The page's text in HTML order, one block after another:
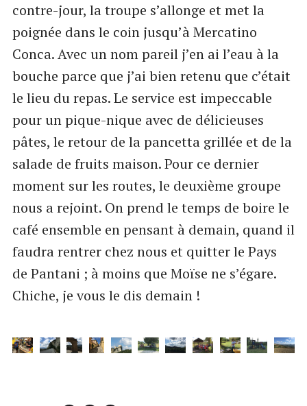
contre-jour, la troupe s’allonge et met la
poignée dans le coin jusqu’à Mercatino
Conca. Avec un nom pareil j’en ai l’eau à la
bouche parce que j’ai bien retenu que c’était
le lieu du repas. Le service est impeccable
pour un pique-nique avec de délicieuses
pâtes, le retour de la pancetta grillée et de la
salade de fruits maison. Pour ce dernier
moment sur les routes, le deuxième groupe
nous a rejoint. On prend le temps de boire le
café ensemble en pensant à demain, quand il
faudra rentrer chez nous et quitter le Pays
de Pantani ; à moins que Moïse ne s’égare.
Chiche, je vous le dis demain !